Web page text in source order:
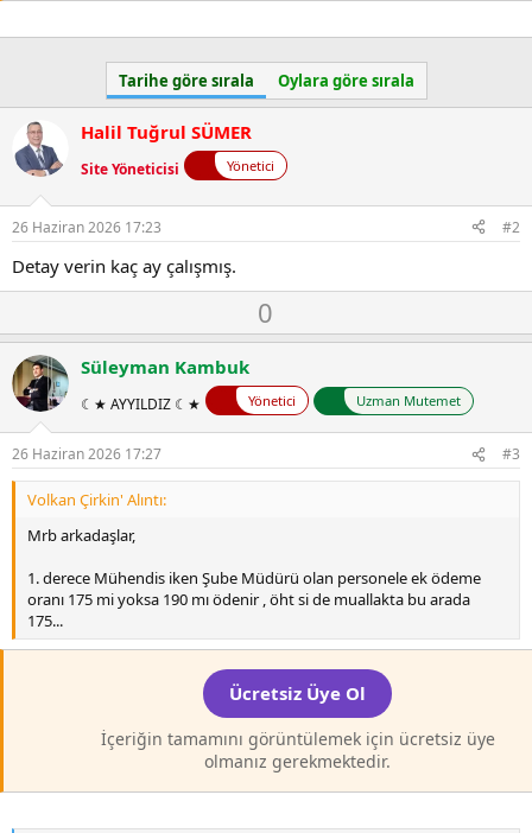
Tarihe göre sırala Oylara göre sırala
Halil Tuğrul SÜMER
Site Yöneticisi Yönetici
26 Haziran 2026 17:23 #2
Detay verin kaç ay çalışmış.
O
y
l
a
0
o
n
v
o
t
Süleyman Kambuk
☾★ AYYILDIZ ☾★ Yönetici Uzman Mutemet
26 Haziran 2026 17:27 #3
Volkan Çirkin' Alıntı:
Mrb arkadaşlar,
1. derece Mühendis iken Şube Müdürü olan personele ek ödeme
oranı 175 mi yoksa 190 mı ödenir , öht si de muallakta bu arada
175...
Ücretsiz Üye Ol
İçeriğin tamamını görüntülemek için ücretsiz üye
olmanız gerekmektedir.